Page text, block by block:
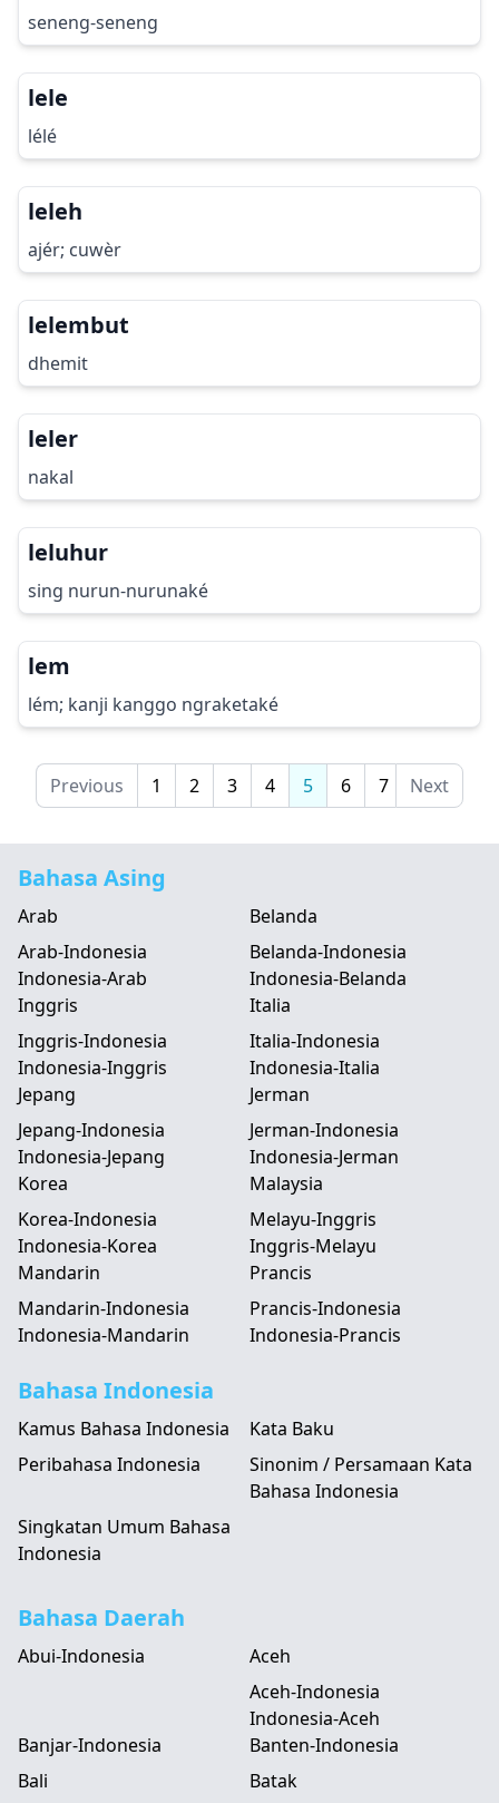
seneng-seneng
lele
lélé
leleh
ajér; cuwèr
lelembut
dhemit
leler
nakal
leluhur
sing nurun-nurunaké
lem
lém; kanji kanggo ngraketaké
Previous 1 2 3 4 5 6 7 Next
Bahasa Asing
Arab
Arab-Indonesia
Indonesia-Arab
Belanda
Belanda-Indonesia
Indonesia-Belanda
Inggris
Inggris-Indonesia
Indonesia-Inggris
Italia
Italia-Indonesia
Indonesia-Italia
Jepang
Jepang-Indonesia
Indonesia-Jepang
Jerman
Jerman-Indonesia
Indonesia-Jerman
Korea
Korea-Indonesia
Indonesia-Korea
Malaysia
Melayu-Inggris
Inggris-Melayu
Mandarin
Mandarin-Indonesia
Indonesia-Mandarin
Prancis
Prancis-Indonesia
Indonesia-Prancis
Bahasa Indonesia
Kamus Bahasa Indonesia
Kata Baku
Peribahasa Indonesia
Sinonim / Persamaan Kata
Bahasa Indonesia
Singkatan Umum Bahasa
Indonesia
Bahasa Daerah
Abui-Indonesia
Aceh
Aceh-Indonesia
Indonesia-Aceh
Banjar-Indonesia
Banten-Indonesia
Bali
Batak